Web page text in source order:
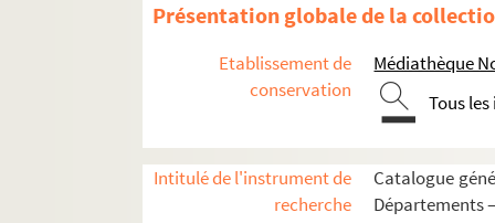
Présentation globale de la
Etablissement de
conservation
Médiathèque
Tous
Intitulé de l'instrument de
recherche
Catalogue
Départements
36. Lettres d'anoblissement accordées par
37. « Mémoire concernant la marine du